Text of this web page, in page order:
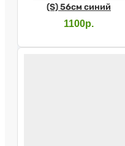
(S) 56см синий
1100р.